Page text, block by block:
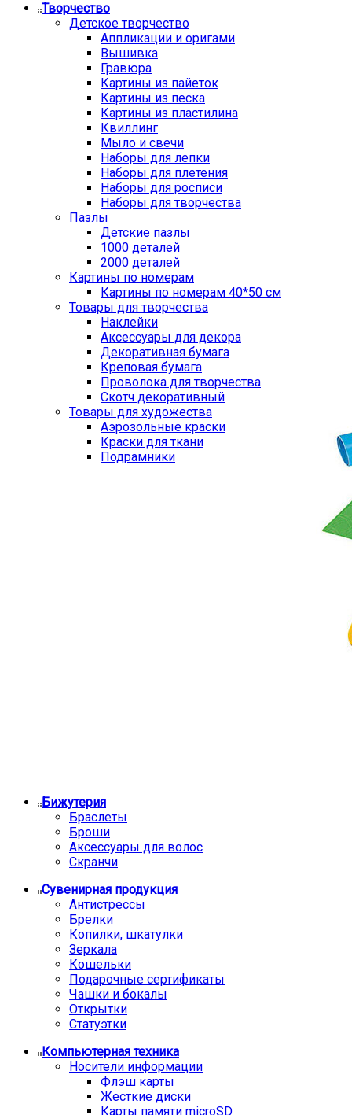
Творчество
Детское творчество
Аппликации и оригами
Вышивка
Гравюра
Картины из пайеток
Картины из песка
Картины из пластилина
Квиллинг
Мыло и свечи
Наборы для лепки
Наборы для плетения
Наборы для росписи
Наборы для творчества
Пазлы
Детские пазлы
1000 деталей
2000 деталей
Картины по номерам
Картины по номерам 40*50 см
Товары для творчества
Наклейки
Аксессуары для декора
Декоративная бумага
Креповая бумага
Проволока для творчества
Скотч декоративный
Товары для художества
Аэрозольные краски
Краски для ткани
Подрамники
Бижутерия
Браслеты
Броши
Аксессуары для волос
Скранчи
Сувенирная продукция
Антистрессы
Брелки
Копилки, шкатулки
Зеркала
Кошельки
Подарочные сертификаты
Чашки и бокалы
Открытки
Статуэтки
Компьютерная техника
Носители информации
Флэш карты
Жесткие диски
Карты памяти microSD